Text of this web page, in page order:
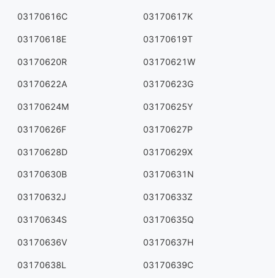
03170616C 03170617K
03170618E 03170619T
03170620R 03170621W
03170622A 03170623G
03170624M 03170625Y
03170626F 03170627P
03170628D 03170629X
03170630B 03170631N
03170632J 03170633Z
03170634S 03170635Q
03170636V 03170637H
03170638L 03170639C